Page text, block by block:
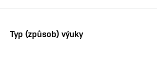
Typ (způsob) výuky